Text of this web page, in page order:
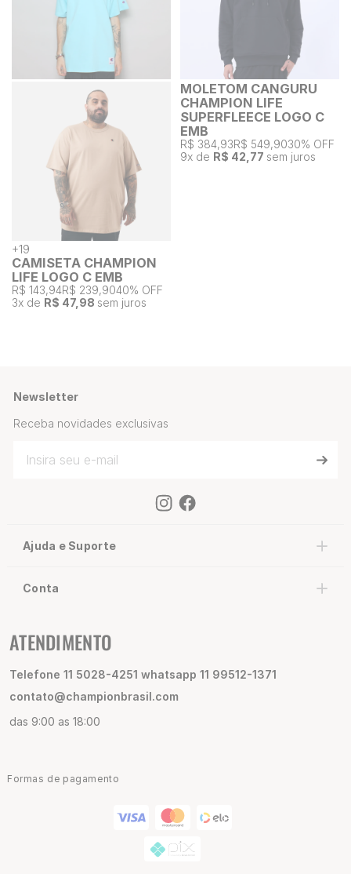
+19
CAMISETA CHAMPION
LIFE LOGO C EMB
R$ 143,94R$ 239,9040% OFF
3x de R$ 47,98 sem juros
MOLETOM CANGURU
CHAMPION LIFE
SUPERFLEECE LOGO C
EMB
R$ 384,93R$ 549,9030% OFF
9x de R$ 42,77 sem juros
Newsletter
Receba novidades exclusivas
Ajuda e Suporte
Conta
ATENDIMENTO
Telefone 11 5028-4251 whatsapp 11 99512-1371
contato@championbrasil.com
das 9:00 as 18:00
Formas de pagamento